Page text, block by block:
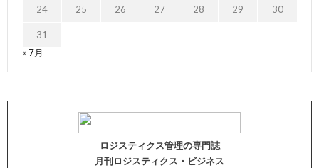
24 25 26 27 28 29 30
31
« 7月
ロジスティクス管理の専門誌
月刊ロジスティクス・ビジネス